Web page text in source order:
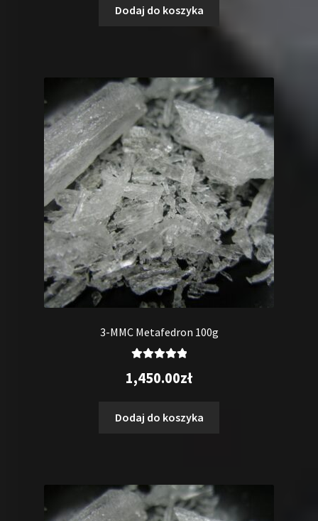
Dodaj do koszyka
3-MMC Metafedron 100g
5.00na 5
1,450.00zł
Dodaj do koszyka